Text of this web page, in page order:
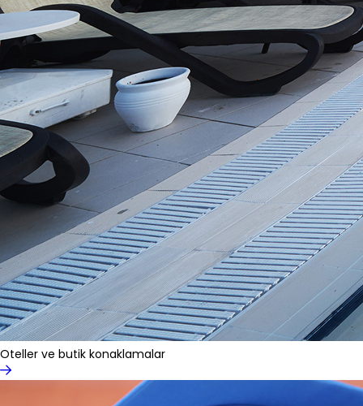
Oteller ve butik konaklamalar